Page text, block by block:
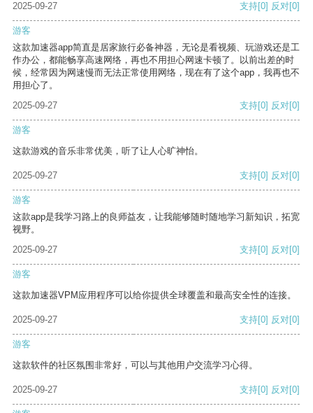
2025-09-27 支持[0] 反对[0]
游客
这款加速器app简直是居家旅行必备神器，无论是看视频、玩游戏还是工
作办公，都能畅享高速网络，再也不用担心网速卡顿了。以前出差的时
候，经常因为网速慢而无法正常使用网络，现在有了这个app，我再也不
用担心了。
2025-09-27
支持[0] 反对[0]
游客
这款游戏的音乐非常优美，听了让人心旷神怡。
2025-09-27 支持[0] 反对[0]
游客
这款app是我学习路上的良师益友，让我能够随时随地学习新知识，拓宽
视野。
2025-09-27
支持[0] 反对[0]
游客
这款加速器VPM应用程序可以给你提供全球覆盖和最高安全性的连接。
2025-09-27 支持[0] 反对[0]
游客
这款软件的社区氛围非常好，可以与其他用户交流学习心得。
2025-09-27 支持[0] 反对[0]